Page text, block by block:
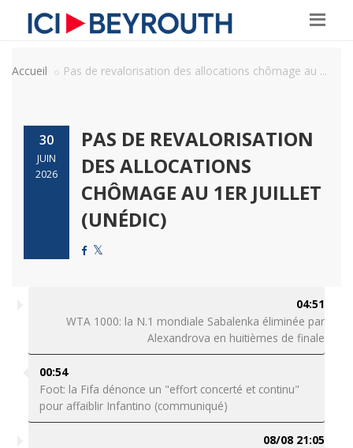
Accueil Pas de revalorisation des allocations chômage au ...
30
JUIN
2026
PAS DE REVALORISATION
DES ALLOCATIONS
CHÔMAGE AU 1ER JUILLET
(UNÉDIC)
04:51
WTA 1000: la N.1 mondiale Sabalenka éliminée par
Alexandrova en huitièmes de finale
00:54
Foot: la Fifa dénonce un "effort concerté et continu"
pour affaiblir Infantino (communiqué)
08/08 21:05